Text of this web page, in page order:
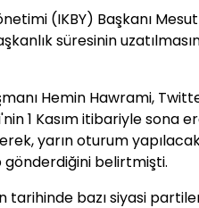
(IKBY) Başkanı
süresinin
Hemin Hawrami,
1 Kasım itibariyle sona
yarın oturum
belirtmişti.
tarihinde bazı siyasi